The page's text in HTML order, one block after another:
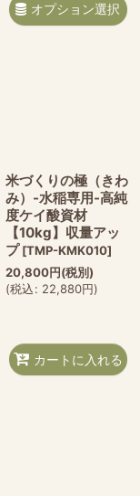
オプション選択
米づくりの極（きわ
み）-水稲専用-高純
度ケイ酸資材
【10kg】収量アッ
プ [TMP-KMK010]
20,800円(税別)
(税込: 22,880円)
カートに入れる